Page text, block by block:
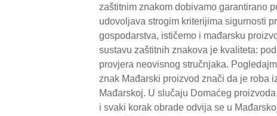
zaštitnim znakom dobivamo garantirano
udovoljava strogim kriterijima sigurnosti
gospodarstva, ističemo i mađarsku
sustavu zaštitnih znakova je kvaliteta:
provjera neovisnog stručnjaka.
znak Mađarski proizvod znači da je roba
Mađarskoj. U slučaju Domaćeg
i svaki korak obrade odvija se u